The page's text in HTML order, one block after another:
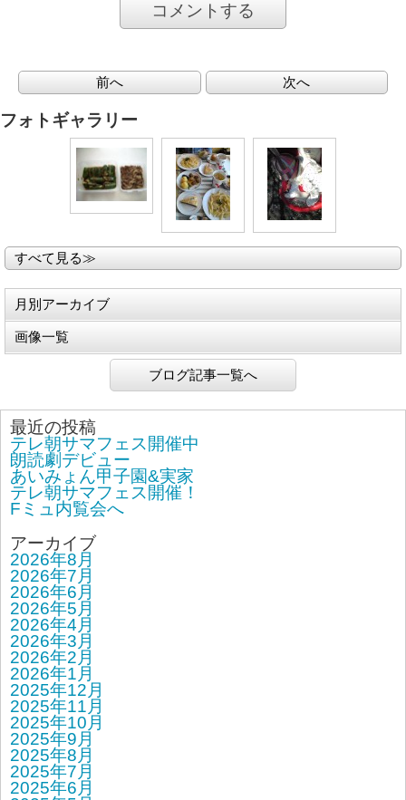
コメントする
前へ 次へ
フォトギャラリー
すべて見る≫
月別アーカイブ
画像一覧
ブログ記事一覧へ
最近の投稿
テレ朝サマフェス開催中
朗読劇デビュー
あいみょん甲子園&実家
テレ朝サマフェス開催！
Fミュ内覧会へ
アーカイブ
2026年8月
2026年7月
2026年6月
2026年5月
2026年4月
2026年3月
2026年2月
2026年1月
2025年12月
2025年11月
2025年10月
2025年9月
2025年8月
2025年7月
2025年6月